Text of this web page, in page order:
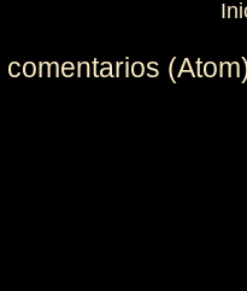
comentarios